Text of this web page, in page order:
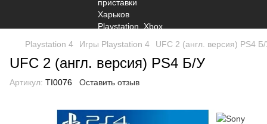
Playstation 4 Игры Playstation 4 UFC 2 (англ. версия) PS4
UFC 2 (англ. версия) PS4 Б/У
Артикул: TI0076 Оставить отзыв